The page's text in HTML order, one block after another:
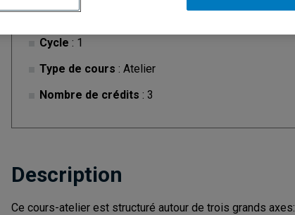
Cycle : 1
Type de cours : Atelier
Nombre de crédits : 3
Description
Ce cours-atelier est structuré autour de trois grands axes: